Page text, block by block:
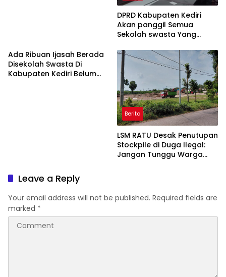
DPRD Kabupaten Kediri
Akan panggil Semua
Sekolah swasta Yang
Ada Ribuan Ijasah Berada
Disekolah Swasta Di
Kabupaten Kediri Belum
Berita
LSM RATU Desak Penutupan
Stockpile di Duga Ilegal:
Jangan Tunggu Warga
Leave a Reply
Your email address will not be published. Required fields are
marked *